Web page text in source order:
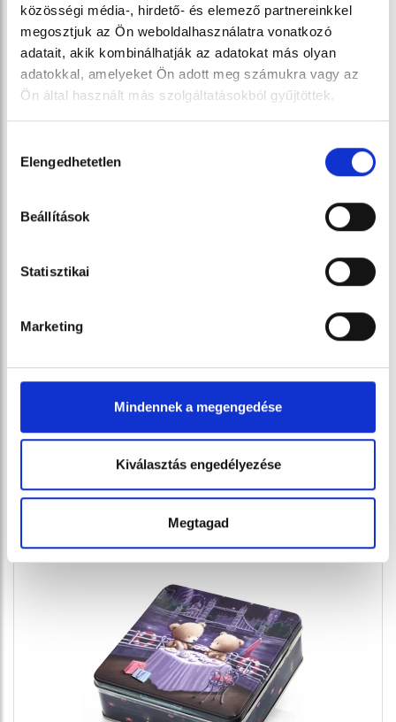
közösségi média-, hirdető- és elemező partnereinkkel
megosztjuk az Ön weboldalhasználatra vonatkozó
adatait, akik kombinálhatják az adatokat más olyan
adatokkal, amelyeket Ön adott meg számukra vagy az
Ön által használt más szolgáltatásokból gyűjtöttek.
kiválasztása
Elengedhetetlen
Beállítások
Statisztikai
Marketing
Mindennek a megengedése
Kiválasztás engedélyezése
Megtagad
Dán vajas keksz 150g Cute...
150 g
1 490 Ft
Dán vajas keksz édesítősze...
142 g
1 590 Ft